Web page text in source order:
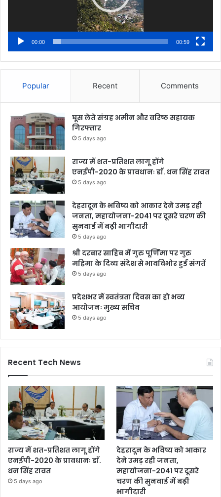
00:00 00:59
Popular Recent Comments
घूस लेते संग्रह अमीन और वरिष्ठ सहायक
गिरफ्तार
5 days ago
राज्य में शत-प्रतिशत लागू होंगे
एनईपी-2020 के प्रावधानः डाॅ. धन सिंह रावत
5 days ago
देहरादून के भविष्य को आकार देने उमड़ रही
जनता, महायोजना-2041 पर दूसरे चरण की
सुनवाई में बढ़ी भागीदारी
5 days ago
श्री दरबार साहिब में गुरु पूर्णिमा पर गुरु
महिमा के दिव्य संदेश से भावविभोर हुई संगतें
5 days ago
प्रदेशभर में स्वतंत्रता दिवस का हो भव्य
आयोजनः मुख्य सचिव
5 days ago
Recent Tech News
राज्य में शत-प्रतिशत लागू होंगे
एनईपी-2020 के प्रावधानः डाॅ.
धन सिंह रावत
5 days ago
देहरादून के भविष्य को आकार
देने उमड़ रही जनता,
महायोजना-2041 पर दूसरे
चरण की सुनवाई में बढ़ी
भागीदारी